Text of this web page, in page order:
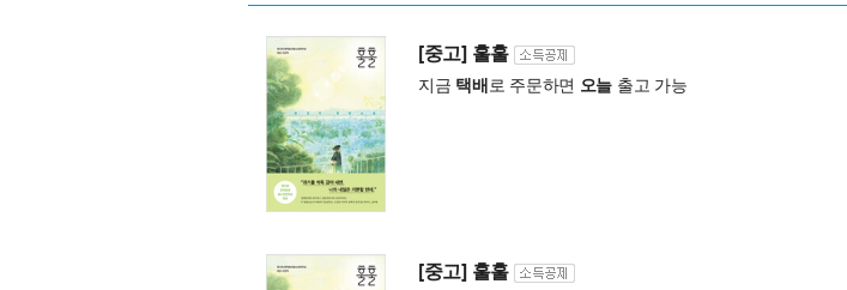
[중고] 훌훌
지금 택배로 주문하면 오늘 출고 가능
[중고] 훌훌